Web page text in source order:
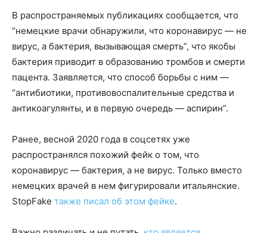
В распространяемых публикациях сообщается, что
“немецкие врачи обнаружили, что коронавирус — не
вирус, а бактерия, вызывающая смерть”, что якобы
бактерия приводит в образованию тромбов и смерти
пацента. Заявляется, что способ борьбы с ним —
“антибиотики, противовоспалительные средства и
антикоагулянты, и в первую очередь — аспирин”.
Ранее, весной 2020 года в соцсетях уже
распространялся похожий фейк о том, что
коронавирус — бактерия, а не вирус. Только вместо
немецких врачей в нем фигурировали итальянские.
StopFake также писал об этом фейке.